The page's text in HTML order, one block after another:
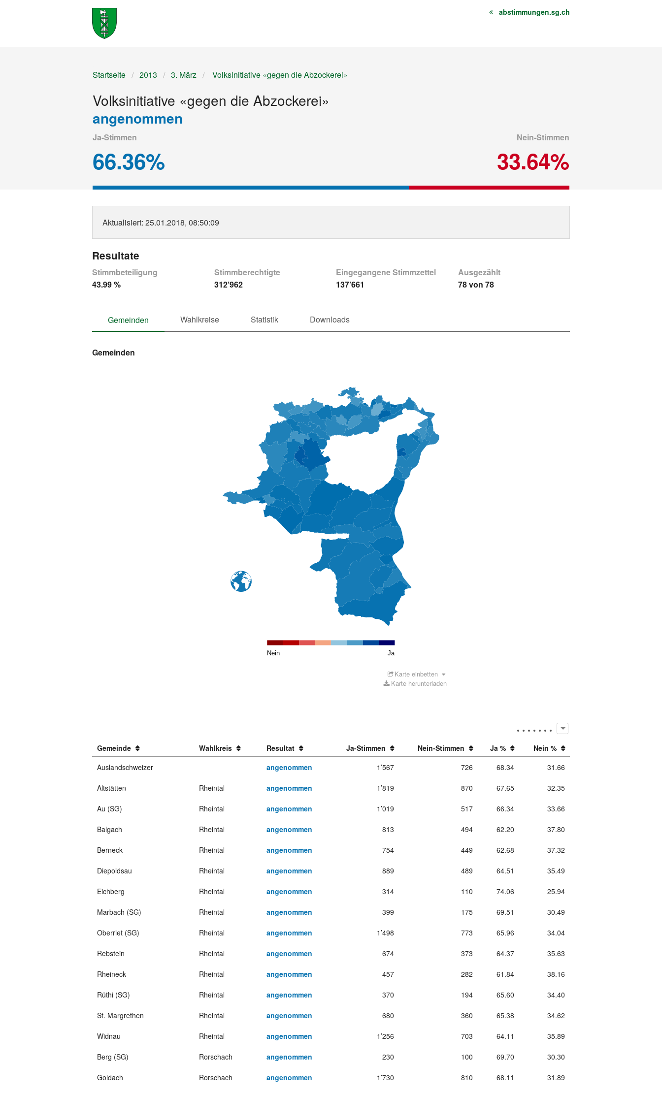
abstimmungen.sg.ch
Startseite 2013 3. März Volksinitiative «gegen die Abzockerei»
Volksinitiative «gegen die Abzockerei»
angenommen
Ja-Stimmen
66.36%
Nein-Stimmen
33.64%
Aktualisiert: 25.01.2018, 08:50:09
Resultate
Stimmbeteiligung
43.99 %
Stimmberechtigte
312’962
Eingegangene Stimmzettel
137’661
Ausgezählt
78 von 78
Gemeinden Wahlkreise Statistik Downloads
Gemeinden
Nein Ja
Karte einbetten
Karte herunterladen
Gemeinde Wahlkreis Resultat Ja-Stimmen Nein-Stimmen Ja %
Nein %
Auslandschweizer
angenommen 1’567 726 68.34 31.66
Altstätten Rheintal angenommen 1’819 870 67.65 32.35
Au (SG) Rheintal angenommen 1’019 517 66.34 33.66
Balgach Rheintal angenommen 813 494 62.20 37.80
Berneck Rheintal angenommen 754 449 62.68 37.32
Diepoldsau Rheintal angenommen 889 489 64.51 35.49
Eichberg Rheintal angenommen 314 110 74.06 25.94
Marbach (SG) Rheintal angenommen 399 175 69.51 30.49
Oberriet (SG) Rheintal angenommen 1’498 773 65.96 34.04
Rebstein Rheintal angenommen 674 373 64.37 35.63
Rheineck Rheintal angenommen 457 282 61.84 38.16
Rüthi (SG) Rheintal angenommen 370 194 65.60 34.40
St. Margrethen Rheintal angenommen 680 360 65.38 34.62
Widnau Rheintal angenommen 1’256 703 64.11 35.89
Berg (SG) Rorschach angenommen 230 100 69.70 30.30
Goldach Rorschach angenommen 1’730 810 68.11 31.89